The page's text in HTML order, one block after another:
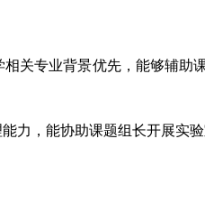
关专业背景优先，能够辅助
力，能协助课题组长开展实